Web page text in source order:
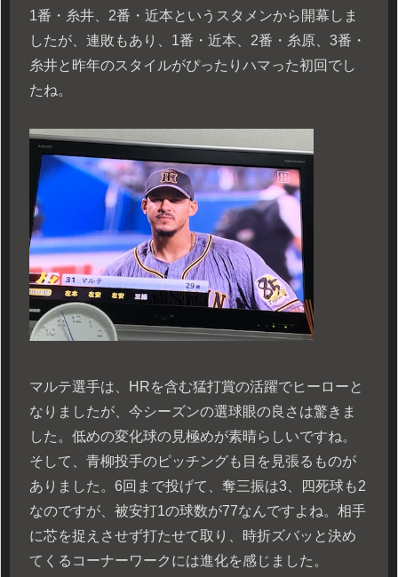
1番・糸井、2番・近本というスタメンから開幕しま
したが、連敗もあり、1番・近本、2番・糸原、3番・
糸井と昨年のスタイルがぴったりハマった初回でし
たね。
マルテ選手は、HRを含む猛打賞の活躍でヒーローと
なりましたが、今シーズンの選球眼の良さは驚きま
した。低めの変化球の見極めが素晴らしいですね。
そして、青柳投手のピッチングも目を見張るものが
ありました。6回まで投げて、奪三振は3、四死球も2
なのですが、被安打1の球数が77なんですよね。相手
に芯を捉えさせず打たせて取り、時折ズバッと決め
てくるコーナーワークには進化を感じました。